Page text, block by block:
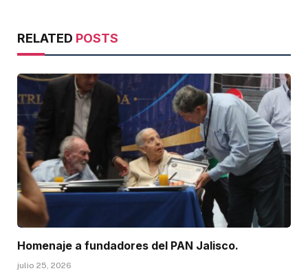
RELATED POSTS
Homenaje a fundadores del PAN Jalisco.
julio 25, 2026